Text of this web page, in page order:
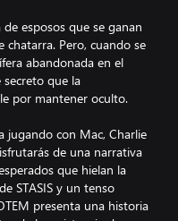
esposos que se ganan
chatarra. Pero, cuando se
abandonada en el
que la
por mantener oculto.
jugando con Mac, Charlie
de una narrativa
que hielan la
STASIS y un tenso
presenta una historia